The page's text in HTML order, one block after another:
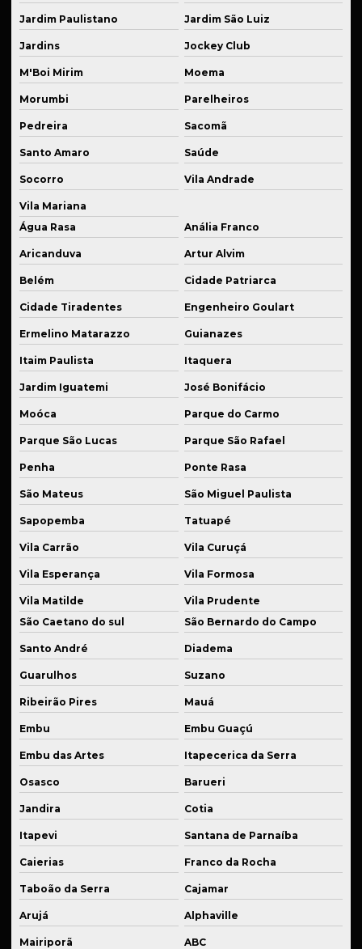
Prestação de serviço de usinagem
Produção de componentes mecânicos
Produção de flanges em alumínio anodizado
Produção de kits de suspensão personalizados
Produção de peças para agroindústria
Produção em série cnc
Recuperação de peças danificadas
Recuperação de peças de reposição
Reparo de máquinas industriais
Roletes de carga
Roletes industriais sob medida
Rolos de tração
Serviço de solda
Serviços de soldagem para indústria
Serviços de usinagem
Sistema de suspensão automotiva
Sistema de suspensão automotiva especial
Sistema de suspensão veicular
Solda de alta precisão industrial
Solda de alumínio
Solda de alumínio industrial
Solda de bronze
Solda para estruturas metálicas
Solda de ferro fundido
Solda industrial em são paulo
Solda para manutenção de máquinas
Solda de peças em inox
Solda para setor automotivo
Jardim Paulistano Jardim São Luiz
Jardins Jockey Club
M'Boi Mirim Moema
Morumbi Parelheiros
Pedreira Sacomã
Santo Amaro Saúde
Socorro Vila Andrade
Vila Mariana
Água Rasa
Anália Franco
Aricanduva Artur Alvim
Belém Cidade Patriarca
Cidade Tiradentes Engenheiro Goulart
Ermelino Matarazzo Guianazes
Itaim Paulista Itaquera
Jardim Iguatemi José Bonifácio
Moóca Parque do Carmo
Parque São Lucas Parque São Rafael
Penha Ponte Rasa
São Mateus São Miguel Paulista
Sapopemba Tatuapé
Vila Carrão Vila Curuçá
Vila Esperança Vila Formosa
Vila Matilde
Vila Prudente
São Caetano do sul
São Bernardo do Campo
Santo André Diadema
Guarulhos Suzano
Ribeirão Pires Mauá
Embu Embu Guaçú
Embu das Artes Itapecerica da Serra
Osasco Barueri
Jandira Cotia
Itapevi Santana de Parnaíba
Caierias Franco da Rocha
Taboão da Serra Cajamar
Arujá Alphaville
Mairiporã ABC